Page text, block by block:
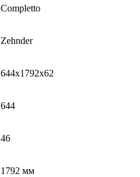
Completto
Zehnder
644x1792x62
644
46
1792 мм